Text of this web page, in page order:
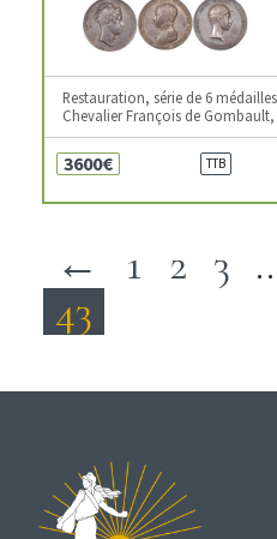
Restauration, série de 6
Chevalier François de Gombault,
3600€ TTB
← 1 2 3
43